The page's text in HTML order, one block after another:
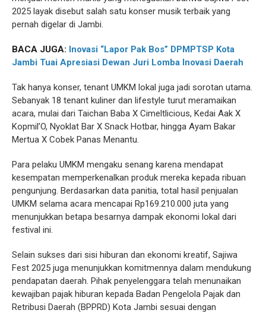
2025 layak disebut salah satu konser musik terbaik yang
pernah digelar di Jambi.
BACA JUGA: Inovasi “Lapor Pak Bos” DPMPTSP Kota
Jambi Tuai Apresiasi Dewan Juri Lomba Inovasi Daerah
Tak hanya konser, tenant UMKM lokal juga jadi sorotan utama.
Sebanyak 18 tenant kuliner dan lifestyle turut meramaikan
acara, mulai dari Taichan Baba X Cimeltlicious, Kedai Aak X
Kopmil’O, Nyoklat Bar X Snack Hotbar, hingga Ayam Bakar
Mertua X Cobek Panas Menantu.
Para pelaku UMKM mengaku senang karena mendapat
kesempatan memperkenalkan produk mereka kepada ribuan
pengunjung. Berdasarkan data panitia, total hasil penjualan
UMKM selama acara mencapai Rp169.210.000 juta yang
menunjukkan betapa besarnya dampak ekonomi lokal dari
festival ini.
Selain sukses dari sisi hiburan dan ekonomi kreatif, Sajiwa
Fest 2025 juga menunjukkan komitmennya dalam mendukung
pendapatan daerah. Pihak penyelenggara telah menunaikan
kewajiban pajak hiburan kepada Badan Pengelola Pajak dan
Retribusi Daerah (BPPRD) Kota Jambi sesuai dengan